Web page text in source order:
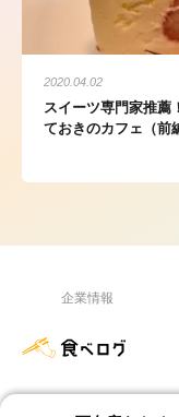
2020.04.02
スイーツ専門家推薦
ておきのカフェ（前
企業情報